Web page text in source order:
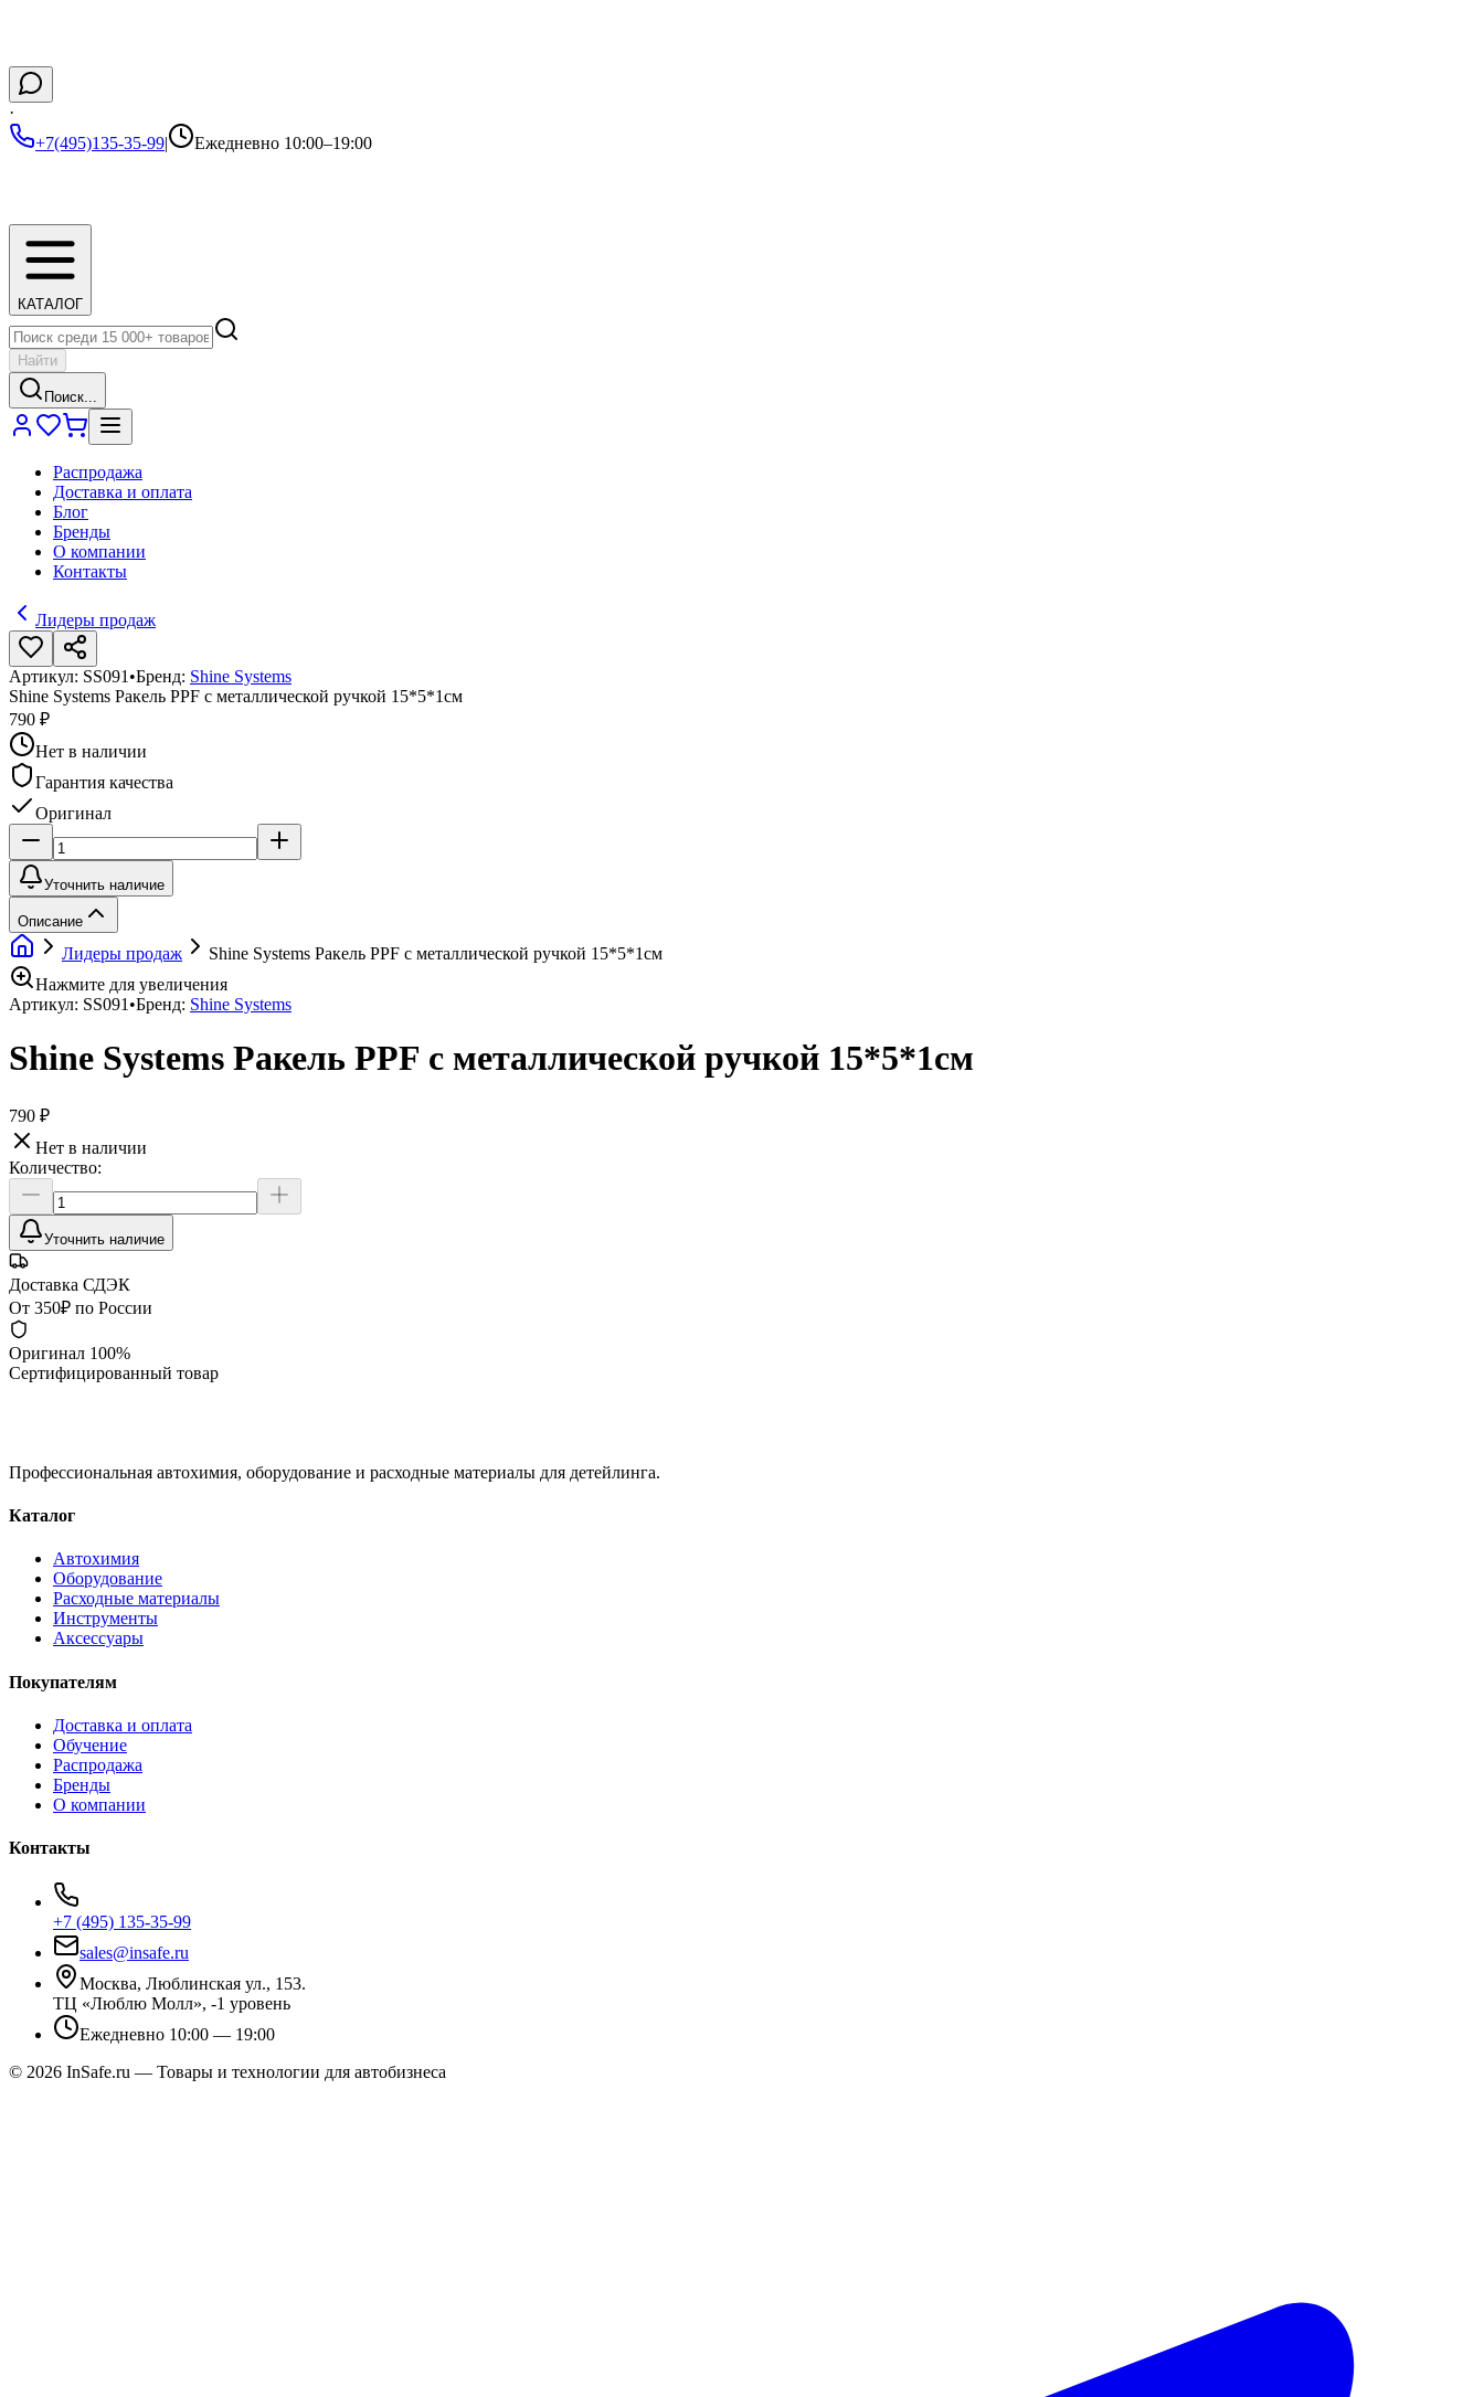
·
+7(495)135-35-99| Ежедневно 10:00–19:00
КАТАЛОГ
Найти
Поиск...
Распродажа
Доставка и оплата
Блог
Бренды
О компании
Контакты
Лидеры продаж
Артикул: SS091 •Бренд: Shine Systems
Shine Systems Ракель PPF с металлической ручкой 15*5*1см
790 ₽
Нет в наличии
Гарантия качества
Оригинал
Уточнить наличие
Описание
Лидеры продаж
Shine Systems Ракель PPF с металлической ручкой 15*5*1см
Нажмите для увеличения
Артикул: SS091 •Бренд: Shine Systems
Shine Systems Ракель PPF с металлической ручкой 15*5*1см
790 ₽
Нет в наличии
Количество:
Уточнить наличие
Доставка СДЭК
От 350₽ по России
Оригинал 100%
Сертифицированный товар
Профессиональная автохимия, оборудование и расходные материалы для детейлинга.
Каталог
Автохимия
Оборудование
Расходные материалы
Инструменты
Аксессуары
Покупателям
Доставка и оплата
Обучение
Распродажа
Бренды
О компании
Контакты
+7 (495) 135-35-99
sales@insafe.ru
Москва, Люблинская ул., 153.
ТЦ «Люблю Молл», -1 уровень
Ежедневно 10:00 — 19:00
© 2026 InSafe.ru — Товары и технологии для автобизнеса